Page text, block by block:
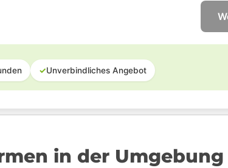
✓Unverbindliches Angebot
in der Umgebung